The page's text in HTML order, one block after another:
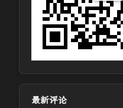
最新评论